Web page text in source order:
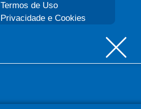
Termos de Uso
Privacidade e Cookies